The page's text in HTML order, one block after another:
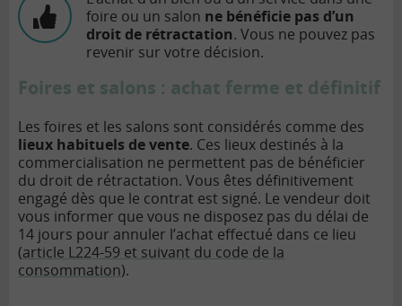
foire ou un salon ne bénéficie pas d’un
droit de rétractation. Vous ne pouvez pas
revenir sur votre décision.
Foires et salons : achat ferme et définitif
Les foires et les salons sont considérés comme des
lieux habituels de vente. Ces lieux destinés à la
commercialisation ne permettent pas de bénéficier
du droit de rétractation. Vous êtes définitivement
engagé dès que le contrat est signé. Le vendeur doit
vous informer que vous ne disposez pas du délai de
14 jours pour annuler l’achat effectué dans ce lieu
(article L224-59 et suivant du code de la
consommation).